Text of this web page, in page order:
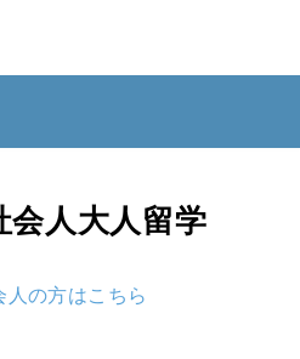
会人大人留学
人の方はこちら